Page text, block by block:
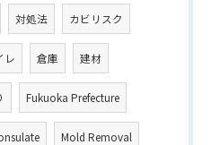
対処法 カビリスク
レ 倉庫 建材
Fukuoka Prefecture
Mold Removal